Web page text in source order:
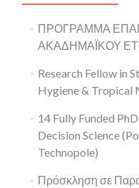
ΠΡΟΓΡΑΜΜΑ
ΑΚΑΔΗΜΑΪΚΟΥ
Research Fellow in
Hygiene & Tropical
14 Fully Funded
Decision Science
Technopole)
Πρόσκληση σε